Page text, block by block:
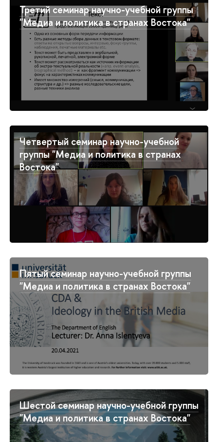
Третий семинар научно-учебной группы
"Медиа и политика в странах Востока"
Четвертый семинар научно-учебной
группы "Медиа и политика в странах
Востока"
Пятый семинар научно-учебной группы
"Медиа и политика в странах Востока"
Шестой семинар научно-учебной группы
"Медиа и политика в странах Востока"